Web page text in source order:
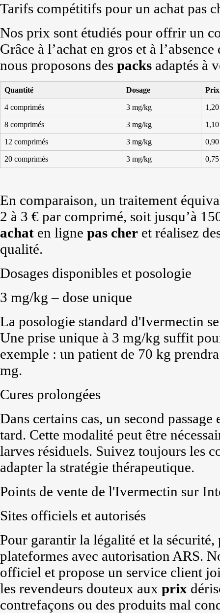
Tarifs compétitifs pour un achat pas
Nos prix sont étudiés pour offrir un
Grâce à l’achat en gros et à
nous proposons des packs adaptés à
Quantité Dosage
4 comprimés 3 mg/kg
8 comprimés 3 mg/kg
12 comprimés 3 mg/kg
20 comprimés 3 mg/kg
En comparaison, un traitement
2 à 3 € par comprimé, soit jusqu’à
achat en ligne pas cher et réalisez
qualité.
Dosages disponibles et posologie
3 mg/kg – dose unique
La posologie standard d'Ivermectin
Une prise unique à 3 mg/kg suffit
exemple : un patient de 70 kg
mg.
Cures prolongées
Dans certains cas, un second
tard. Cette modalité peut être
larves résiduels. Suivez toujours les
adapter la stratégie thérapeutique.
Points de vente de l'Ivermectin sur
Sites officiels et autorisés
Pour garantir la légalité et la
plateformes avec autorisation ARS.
officiel et propose un service client
les revendeurs douteux aux prix
contrefaçons ou des produits mal